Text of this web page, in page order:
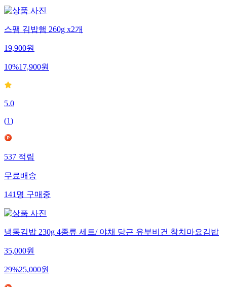
스팸 김밥햄 260g x2개
19,900원
10%17,900원
5.0
(1)
537적립
무료배송
141명구매중
냉동김밥 230g 4종류 세트/ 야채 당근 유부비건 참치마요김밥
35,000원
29%25,000원